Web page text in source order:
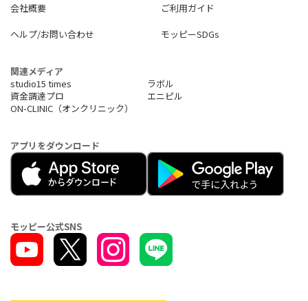
会社概要
ご利用ガイド
ヘルプ/お問い合わせ
モッピーSDGs
関連メディア
studio15 times
ラボル
資金調達プロ
エニピル
ON-CLINIC（オンクリニック）
アプリをダウンロード
モッピー公式SNS